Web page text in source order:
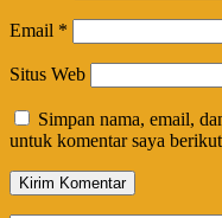
Email *
Situs Web
Simpan nama, email,
untuk komentar saya